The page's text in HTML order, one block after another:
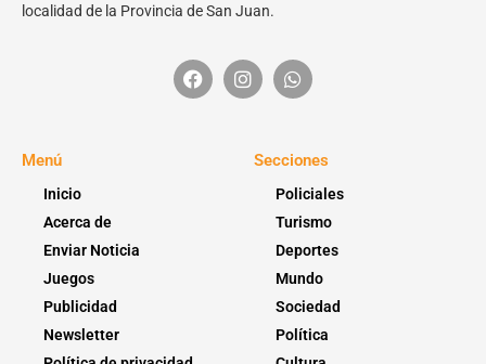
localidad de la Provincia de San Juan.
Menú
Inicio
Acerca de
Enviar Noticia
Juegos
Publicidad
Newsletter
Secciones
Policiales
Turismo
Deportes
Mundo
Sociedad
Política